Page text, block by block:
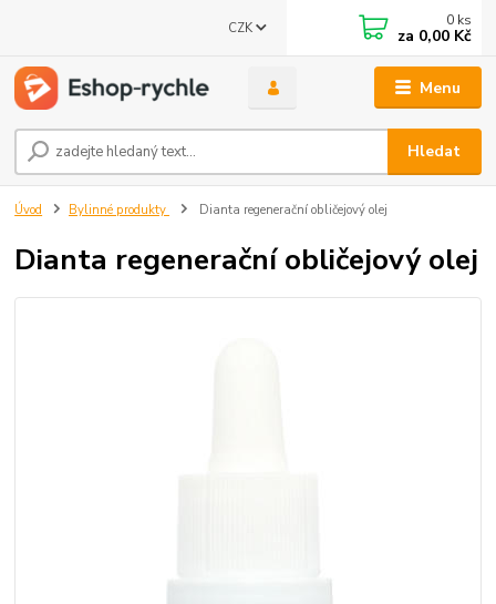
Menu
CZK
Hledat
0 ks
za 0,00 Kč
Úvod Bylinné produkty Dianta regenerační obličejový olej
Dianta regenerační obličejový olej